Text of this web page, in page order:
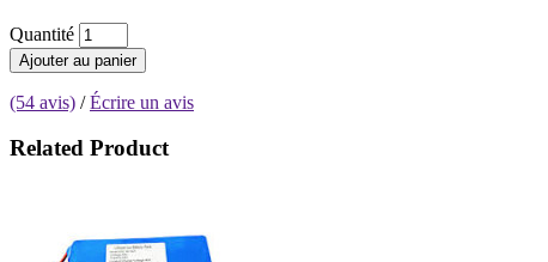
Quantité
Ajouter au panier
(54 avis) /Écrire un avis
Related Product